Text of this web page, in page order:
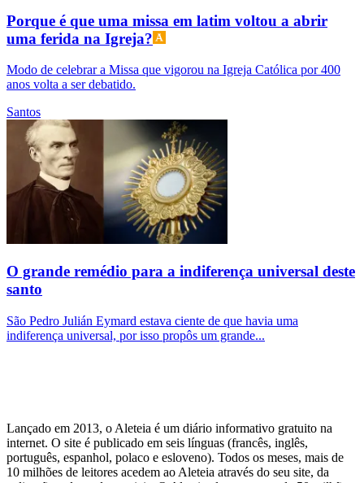
Porque é que uma missa em latim voltou a abrir
uma ferida na Igreja?
Modo de celebrar a Missa que vigorou na Igreja Católica por 400
anos volta a ser debatido.
Santos
O grande remédio para a indiferença universal deste
santo
São Pedro Julián Eymard estava ciente de que havia uma
indiferença universal, por isso propôs um grande...
Lançado em 2013, o Aleteia é um diário informativo gratuito na
internet. O site é publicado em seis línguas (francês, inglês,
português, espanhol, polaco e esloveno). Todos os meses, mais de
10 milhões de leitores acedem ao Aleteia através do seu site, da